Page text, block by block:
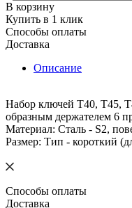
В корзину
Купить в 1 клик
Способы оплаты
Доставка
Описание
Набор ключей Т40, Т45,
образным держателем 6
Материал: Сталь - S2,
Размер: Тип - короткий
Способы оплаты
Доставка